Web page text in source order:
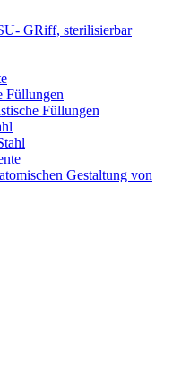
GRiff, sterilisierbar
Füllungen
Füllungen
Gestaltung von